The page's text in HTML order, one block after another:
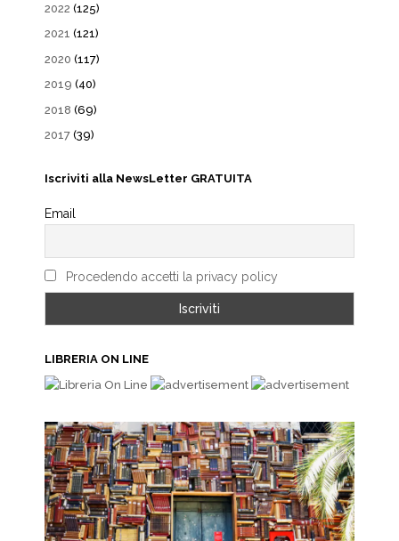
2022 (125)
2021 (121)
2020 (117)
2019 (40)
2018 (69)
2017 (39)
Iscriviti alla NewsLetter GRATUITA
Email
Procedendo accetti la privacy policy
LIBRERIA ON LINE